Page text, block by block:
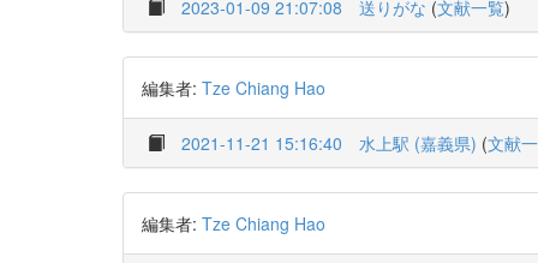
2023-01-09 21:07:08 送りがな (文献一覧)
編集者: Tze Chiang Hao
2021-11-21 15:16:40 水上駅 (嘉義県) (文献
編集者: Tze Chiang Hao